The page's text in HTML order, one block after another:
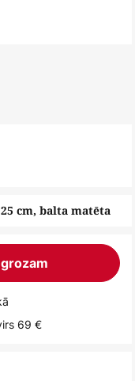
cm, balta matēta
69 €